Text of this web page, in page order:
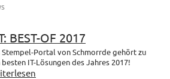
BEST-OF 2017
Stempel-Portal von Schmorrde gehört zu
IT-Lösungen des Jahres 2017!